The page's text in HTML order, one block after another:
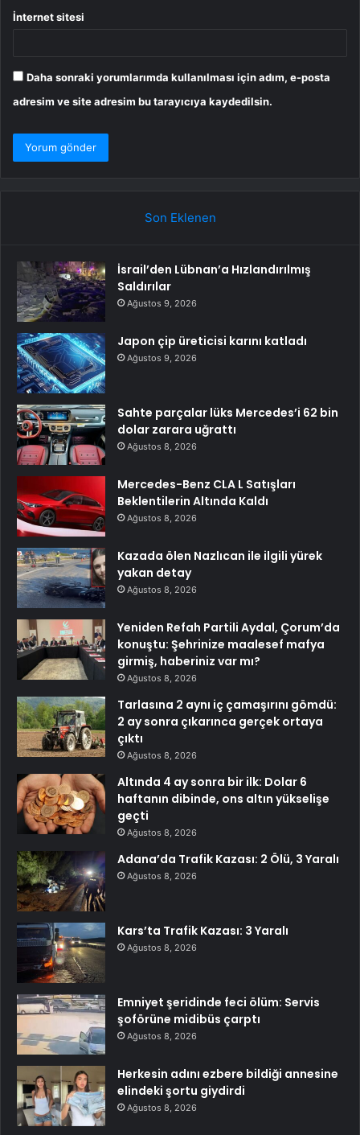
İnternet sitesi
Daha sonraki yorumlarımda kullanılması için adım, e-posta
adresim ve site adresim bu tarayıcıya kaydedilsin.
Son Eklenen
İsrail’den Lübnan’a Hızlandırılmış
Saldırılar
Ağustos 9, 2026
Japon çip üreticisi karını katladı
Ağustos 9, 2026
Sahte parçalar lüks Mercedes’i 62 bin
dolar zarara uğrattı
Ağustos 8, 2026
Mercedes-Benz CLA L Satışları
Beklentilerin Altında Kaldı
Ağustos 8, 2026
Kazada ölen Nazlıcan ile ilgili yürek
yakan detay
Ağustos 8, 2026
Yeniden Refah Partili Aydal, Çorum’da
konuştu: Şehrinize maalesef mafya
girmiş, haberiniz var mı?
Ağustos 8, 2026
Tarlasına 2 aynı iç çamaşırını gömdü:
2 ay sonra çıkarınca gerçek ortaya
çıktı
Ağustos 8, 2026
Altında 4 ay sonra bir ilk: Dolar 6
haftanın dibinde, ons altın yükselişe
geçti
Ağustos 8, 2026
Adana’da Trafik Kazası: 2 Ölü, 3 Yaralı
Ağustos 8, 2026
Kars’ta Trafik Kazası: 3 Yaralı
Ağustos 8, 2026
Emniyet şeridinde feci ölüm: Servis
şoförüne midibüs çarptı
Ağustos 8, 2026
Herkesin adını ezbere bildiği annesine
elindeki şortu giydirdi
Ağustos 8, 2026